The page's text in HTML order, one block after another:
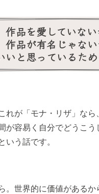
品を愛していない
作品が有名じゃな
いと思っているため
れが「モナ・リザ」なら
が容易く自分でどうこう
いう話です。
。世界的に価値があるか